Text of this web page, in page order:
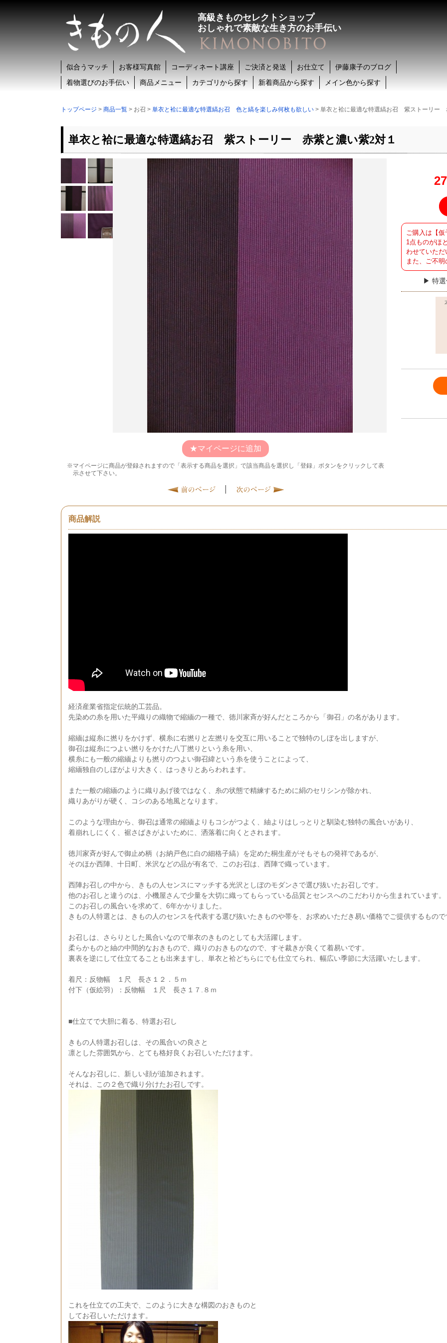
高級きものセレクトショップ
おしゃれで素敵な生き方のお手伝い
似合うマッチ お客様写真館 コーディネート講座 ご決済と発送 お仕立て
伊藤康子のブログ
着物選びのお手伝い
商品メニュー カテゴリから探す 新着商品から探す メイン色から探す
トップページ > 商品一覧 > お召 > 単衣と袷に最適な特選縞お召 色と縞を楽しみ何枚も欲しい > 単衣と袷に最適な特選縞お召 紫ストーリー
単衣と袷に最適な特選縞お召 紫ストーリー 赤紫と濃い紫2対１
マイページに追加
マイページに商品が登録されますので「表示する商品を選択」で該当商品を選択し「登録」ボタンをクリックして表
示させて下さい。
ご購入は【
1点ものがほ
わせていた
また、ご不
特
商品解説
経済産業省指定伝統的工芸品。
先染めの糸を用いた平織りの織物で縮緬の一種で、徳川家斉が好んだところから「御召」の名があります。
縮緬は縦糸に撚りをかけず、横糸に右撚りと左撚りを交互に用いることで独特のしぼを出しますが、
御召は縦糸につよい撚りをかけた八丁撚りという糸を用い、
横糸にも一般の縮緬よりも撚りのつよい御召緯という糸を使うことによって、
縮緬独自のしぼがより大きく、はっきりとあらわれます。
また一般の縮緬のように織りあげ後ではなく、糸の状態で精練するために絹のセリシンが除かれ、
織りあがりが硬く、コシのある地風となります。
このような理由から、御召は通常の縮緬よりもコシがつよく、紬よりはしっとりと馴染む独特の風合いがあり、
着崩れしにくく、裾さばきがよいために、洒落着に向くとされます。
徳川家斉が好んで御止め柄（お納戸色に白の細格子縞）を定めた桐生産がそもそもの発祥であるが、
そのほか西陣、十日町、米沢などの品が有名で、このお召は、西陣で織っています。
西陣お召しの中から、きもの人センスにマッチする光沢としぼのモダンさで選び抜いたお召しです。
他のお召しと違うのは、小機屋さんで少量を大切に織ってもらっている品質とセンスへのこだわりから生まれています。
このお召しの風合いを求めて、6年かかりました。
きもの人特選とは、きもの人のセンスを代表する選び抜いたきものや帯を、お求めいただき易い価格でご提供するもので
お召しは、さらりとした風合いなので単衣のきものとしても大活躍します。
柔らかものと紬の中間的なおきもので、織りのおきものなので、すそ裁きが良くて着易いです。
裏表を逆にして仕立てることも出来ますし、単衣と袷どちらにでも仕立てられ、幅広い季節に大活躍いたします。
着尺：反物幅 １尺 長さ１２．５ｍ
付下（仮絵羽）：反物幅 １尺 長さ１７.８ｍ
■仕立てで大胆に着る、特選お召し
きもの人特選お召しは、その風合いの良さと
凛とした雰囲気から、とても格好良くお召しいただけます。
そんなお召しに、新しい顔が追加されます。
それは、この２色で織り分けたお召しです。
これを仕立ての工夫で、このように大きな構図のおきものと
してお召しいただけます。